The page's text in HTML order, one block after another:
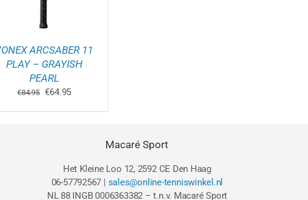
ARCSABER 11
PLAY – GRAYISH
PEARL
€84.95 Oorspronkelijke
€64.95Huidige
Macaré Sport
Het Kleine Loo 12, 2592 CE Den Haag
06-57792567 | sales@online-tenniswinkel.nl
NL 88 INGB 0006363382 – t.n.v. Macaré Sport